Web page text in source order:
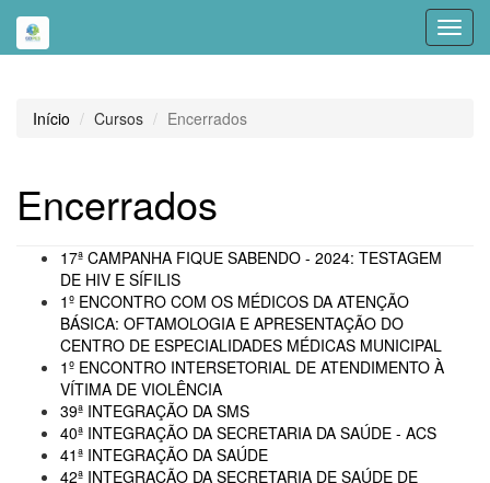
Início Cursos Encerrados
Encerrados
17ª CAMPANHA FIQUE SABENDO - 2024: TESTAGEM
DE HIV E SÍFILIS
1º ENCONTRO COM OS MÉDICOS DA ATENÇÃO
BÁSICA: OFTAMOLOGIA E APRESENTAÇÃO DO
CENTRO DE ESPECIALIDADES MÉDICAS MUNICIPAL
1º ENCONTRO INTERSETORIAL DE ATENDIMENTO À
VÍTIMA DE VIOLÊNCIA
39ª INTEGRAÇÃO DA SMS
40ª INTEGRAÇÃO DA SECRETARIA DA SAÚDE - ACS
41ª INTEGRAÇÃO DA SAÚDE
42ª INTEGRAÇÃO DA SECRETARIA DE SAÚDE DE